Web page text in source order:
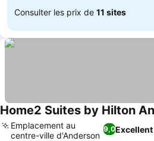
Consulter les prix de 11 sites
Home2 Suites by Hilton
9,0Excellent
Emplacement au
centre-ville d'Anderson